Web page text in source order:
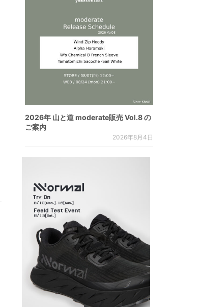
2026年 山と道 moderate販売 Vol.8 の
ご案内
2026年8月4日